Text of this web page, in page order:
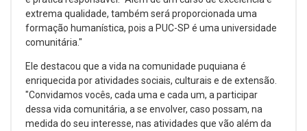
extrema qualidade, também será proporcionada uma
formação humanística, pois a PUC-SP é uma universidade
comunitária."
Ele destacou que a vida na comunidade puquiana é
enriquecida por atividades sociais, culturais e de extensão.
"Convidamos vocês, cada uma e cada um, a participar
dessa vida comunitária, a se envolver, caso possam, na
medida do seu interesse, nas atividades que vão além da